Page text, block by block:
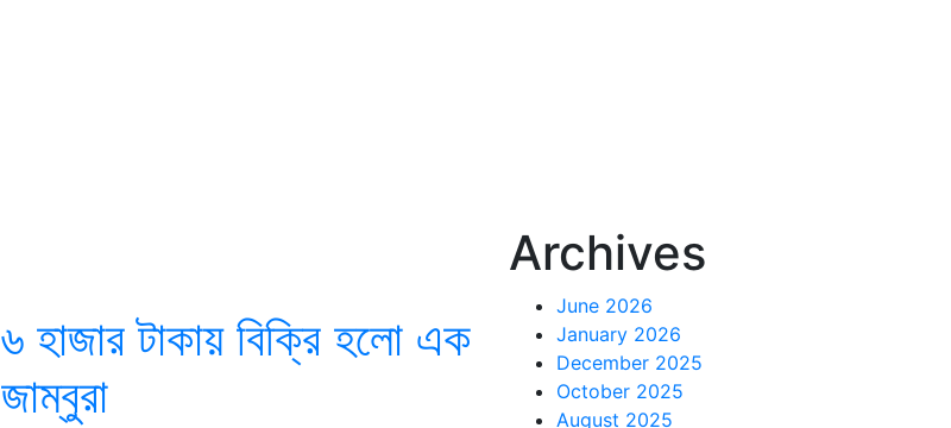
৬ হাজার টাকায় বিক্রি হলো এক
জাম্বুরা
Archives
June 2026
January 2026
December 2025
October 2025
August 2025